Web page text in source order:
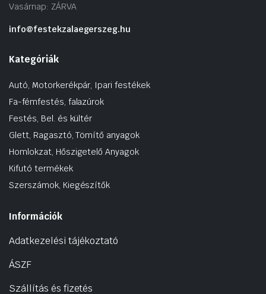
Vasárnap: ZÁRVA
info@festekzalaegerszeg.hu
Kategóriák
Autó, Motorkerékpár, Ipari festékek
Fa-fémfestés, falazúrok
Festés, Bel. és kültér
Glett, Ragasztó, Tömítő anyagok
Homlokzat, Hőszigetelő Anyagok
Kifutó termékek
Szerszámok, Kiegészítők
Információk
Adatkezelési tájékoztató
ÁSZF
Szállítás és fizetés